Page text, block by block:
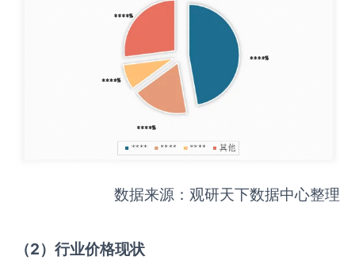
数据来源：观研天下数据中心整理
（2）行业价格现状